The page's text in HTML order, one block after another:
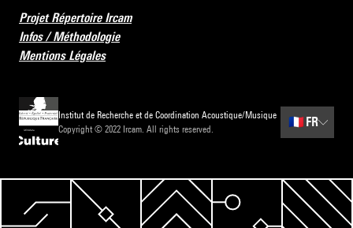
Projet Répertoire Ircam
Infos / Méthodologie
Mentions Légales
Institut de Recherche et de Coordination Acoustique/Musique
Copyright © 2022 Ircam. All rights reserved.
🇫🇷 FR